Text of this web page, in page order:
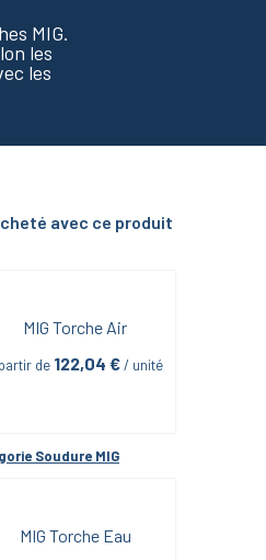
MIG.
les
les
avec ce produit
MIG Torche Air
de 122,04 € / unité
Soudure MIG
MIG Torche Eau